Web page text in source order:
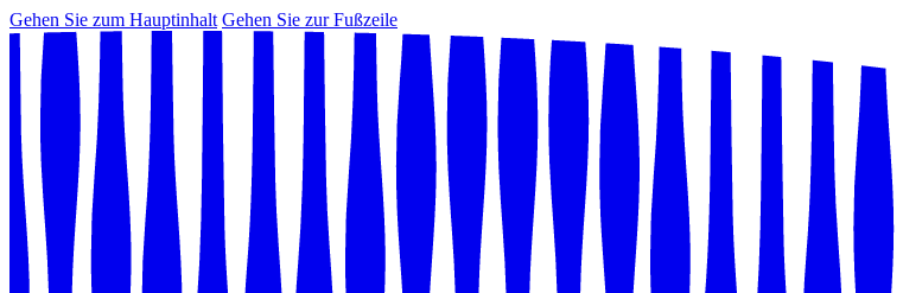
Gehen Sie zum Hauptinhalt Gehen Sie zur Fußzeile